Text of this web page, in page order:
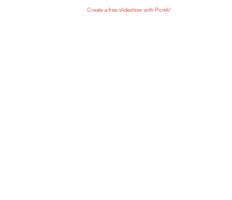
Create a free slideshow with Picnik!